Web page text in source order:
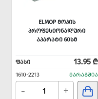
ELMOP ᲛᲝᲞᲘᲡ
ᲞᲠᲝᲤᲔᲡᲘᲝᲜᲐᲚᲣᲠᲘ
ᲐᲞᲐᲠᲐᲢᲘ 60ᲡᲛ
ᲤᲐᲡᲘ 13.95 ₾
1610-2213 ᲛᲐᲠᲐᲒᲨᲘᲐ
- +